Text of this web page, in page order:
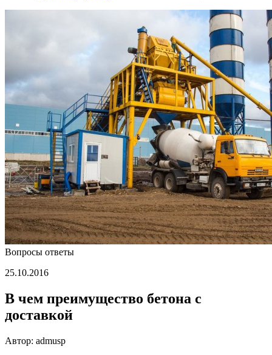
В
чем
бетона
с
доставкой
Вопросы ответы
25.10.2016
В чем преимущество бетона с
доставкой
Автор: admusp